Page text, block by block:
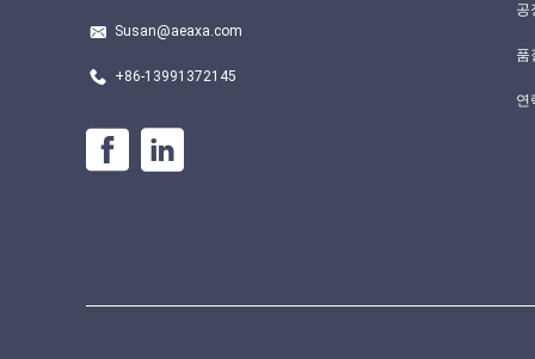
Susan@aeaxa.com
+86-13991372145
공
품
연